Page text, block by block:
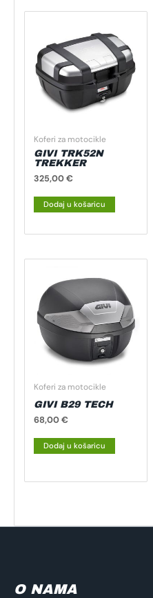
Koferi za motocikle
GIVI TRK52N
TREKKER
325,00€
Dodaj u košaricu
Koferi za motocikle
GIVI B29 TECH
68,00€
Dodaj u košaricu
O NAMA